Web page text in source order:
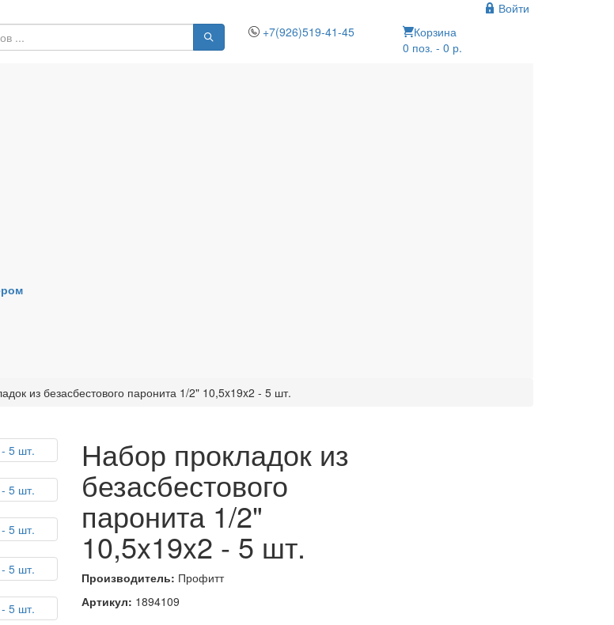
Войти
+7(926)519-41-45
Корзина
0 поз. - 0 р.
из безасбестового паронита 1/2" 10,5x19x2 - 5 шт.
Набор прокладок из
безасбестового
паронита 1/2"
10,5x19x2 - 5 шт.
Производитель: Профитт
Артикул: 1894109